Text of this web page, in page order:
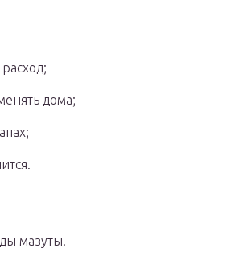
дома;
мазуты.